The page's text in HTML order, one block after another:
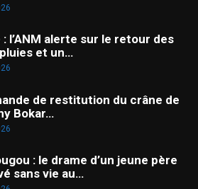
: l’ANM alerte sur le retour des
et un…
de restitution du crâne de
Bokar…
: le drame d’un jeune père
sans vie au…